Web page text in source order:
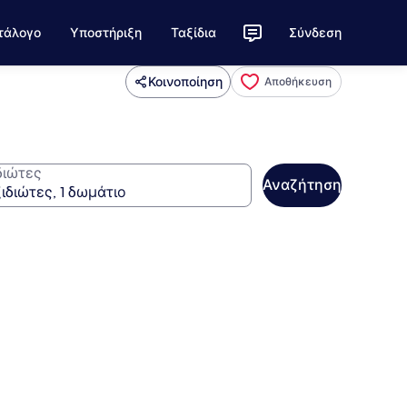
Υποστήριξη Ταξίδια Σύνδεση
Κοινοποίηση Αποθήκευση
Αναζήτηση